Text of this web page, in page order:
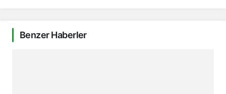
Benzer Haberler